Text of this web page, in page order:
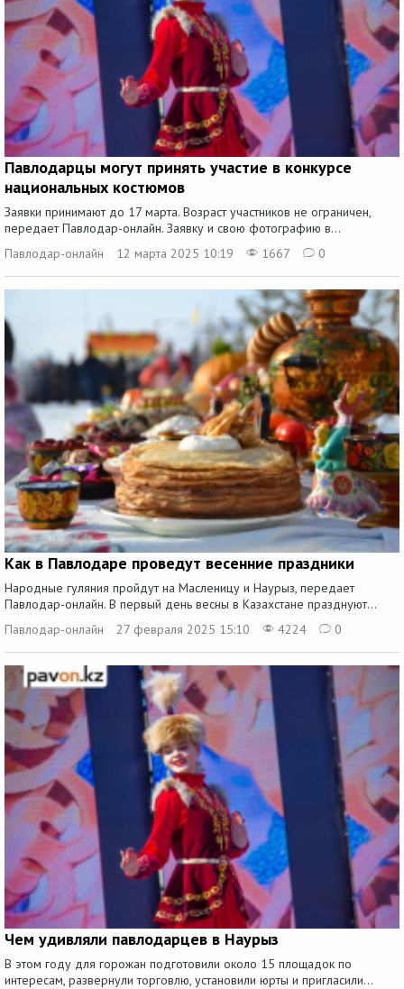
Павлодарцы могут принять участие в конкурсе
национальных костюмов
Заявки принимают до 17 марта. Возраст участников не ограничен,
передает Павлодар-онлайн. Заявку и свою фотографию в...
Павлодар-онлайн
12 марта 2025 10:19 1667 0
Как в Павлодаре проведут весенние праздники
Народные гуляния пройдут на Масленицу и Наурыз, передает
Павлодар-онлайн. В первый день весны в Казахстане празднуют...
Павлодар-онлайн
27 февраля 2025 15:10 4224 0
Чем удивляли павлодарцев в Наурыз
В этом году для горожан подготовили около 15 площадок по
интересам, развернули торговлю, установили юрты и пригласили...